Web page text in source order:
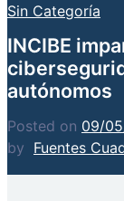
Sin Categoría
INCIBE
autónomos
Posted on 09/
by Fuentes